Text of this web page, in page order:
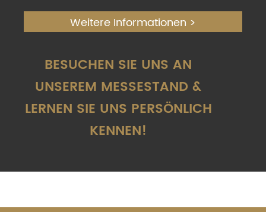
Weitere Informationen >
BESUCHEN SIE UNS AN
UNSEREM MESSESTAND &
LERNEN SIE UNS PERSÖNLICH
KENNEN!